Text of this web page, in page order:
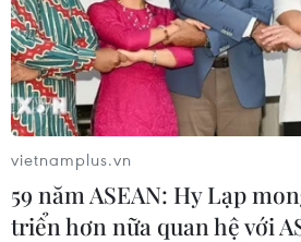
vietnamplus.vn
59 năm ASEAN: Hy Lạp
triển hơn nữa quan hệ với